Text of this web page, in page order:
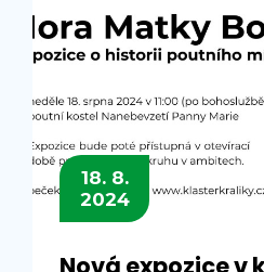
18. 8.
2024